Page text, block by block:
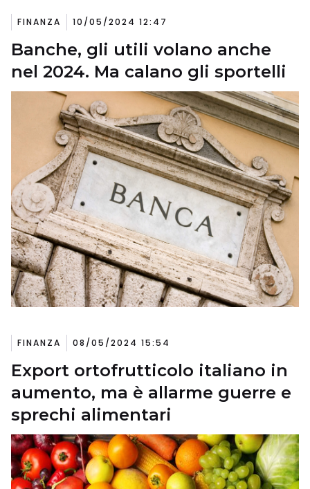
FINANZA 10/05/2024 12:47
Banche, gli utili volano anche
nel 2024. Ma calano gli sportelli
FINANZA 08/05/2024 15:54
Export ortofrutticolo italiano in
aumento, ma è allarme guerre e
sprechi alimentari